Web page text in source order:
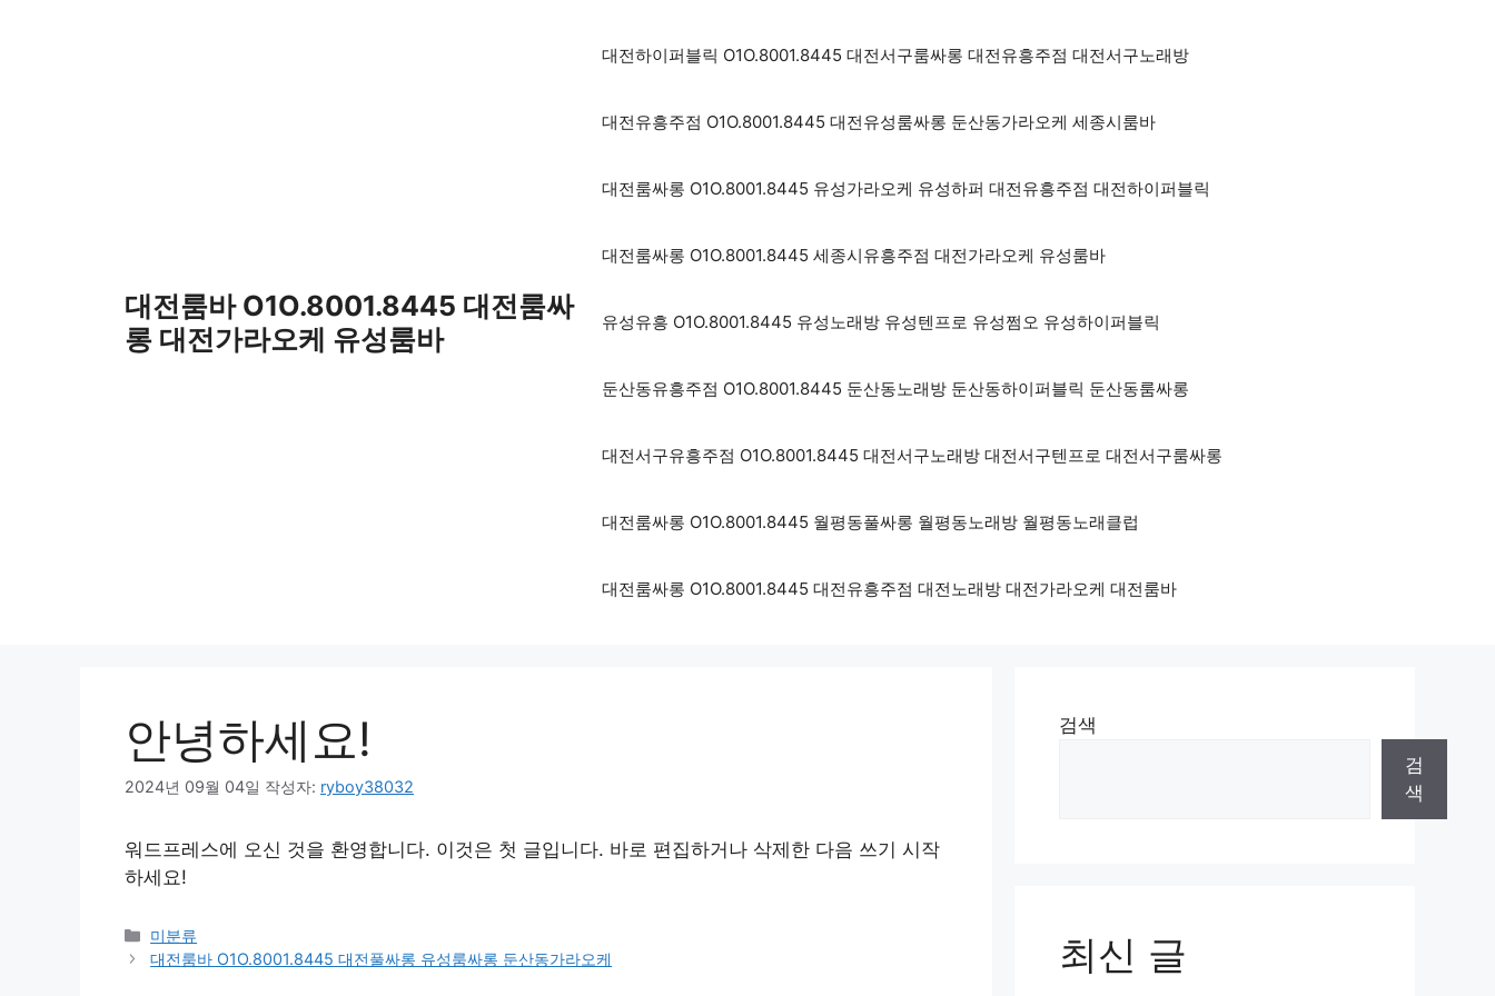
대전룸바 O1O.8001.8445 대전룸싸
롱 대전가라오케 유성룸바
대전하이퍼블릭 O1O.8001.8445 대전서구룸싸롱 대전유흥주점 대전서구노래방
대전유흥주점 O1O.8001.8445 대전유성룸싸롱 둔산동가라오케 세종시룸바
대전룸싸롱 O1O.8001.8445 유성가라오케 유성하퍼 대전유흥주점 대전하이퍼블릭
대전룸싸롱 O1O.8001.8445 세종시유흥주점 대전가라오케 유성룸바
유성유흥 O1O.8001.8445 유성노래방 유성텐프로 유성쩜오 유성하이퍼블릭
둔산동유흥주점 O1O.8001.8445 둔산동노래방 둔산동하이퍼블릭 둔산동룸싸롱
대전서구유흥주점 O1O.8001.8445 대전서구노래방 대전서구텐프로 대전서구룸싸롱
대전룸싸롱 O1O.8001.8445 월평동풀싸롱 월평동노래방 월평동노래클럽
대전룸싸롱 O1O.8001.8445 대전유흥주점 대전노래방 대전가라오케 대전룸바
안녕하세요!
2024년 09월 04일 작성자: ryboy38032
워드프레스에 오신 것을 환영합니다. 이것은 첫 글입니다. 바로 편집하거나 삭제한 다음 쓰기 시작
하세요!
카
테
미분류
대전룸바 O1O.8001.8445 대전풀싸롱 유성룸싸롱 둔산동가라오케
검색
검
색
최신 글